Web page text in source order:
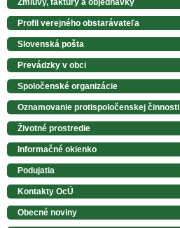
Zmluvy, faktúry a objednávky
Profil verejného obstarávateľa
Slovenská pošta
Prevádzky v obci
Spoločenské organizácie
Oznamovanie protispoločenskej činnosti
Životné prostredie
Informačné okienko
Podujatia
Kontakty OcÚ
Obecné noviny